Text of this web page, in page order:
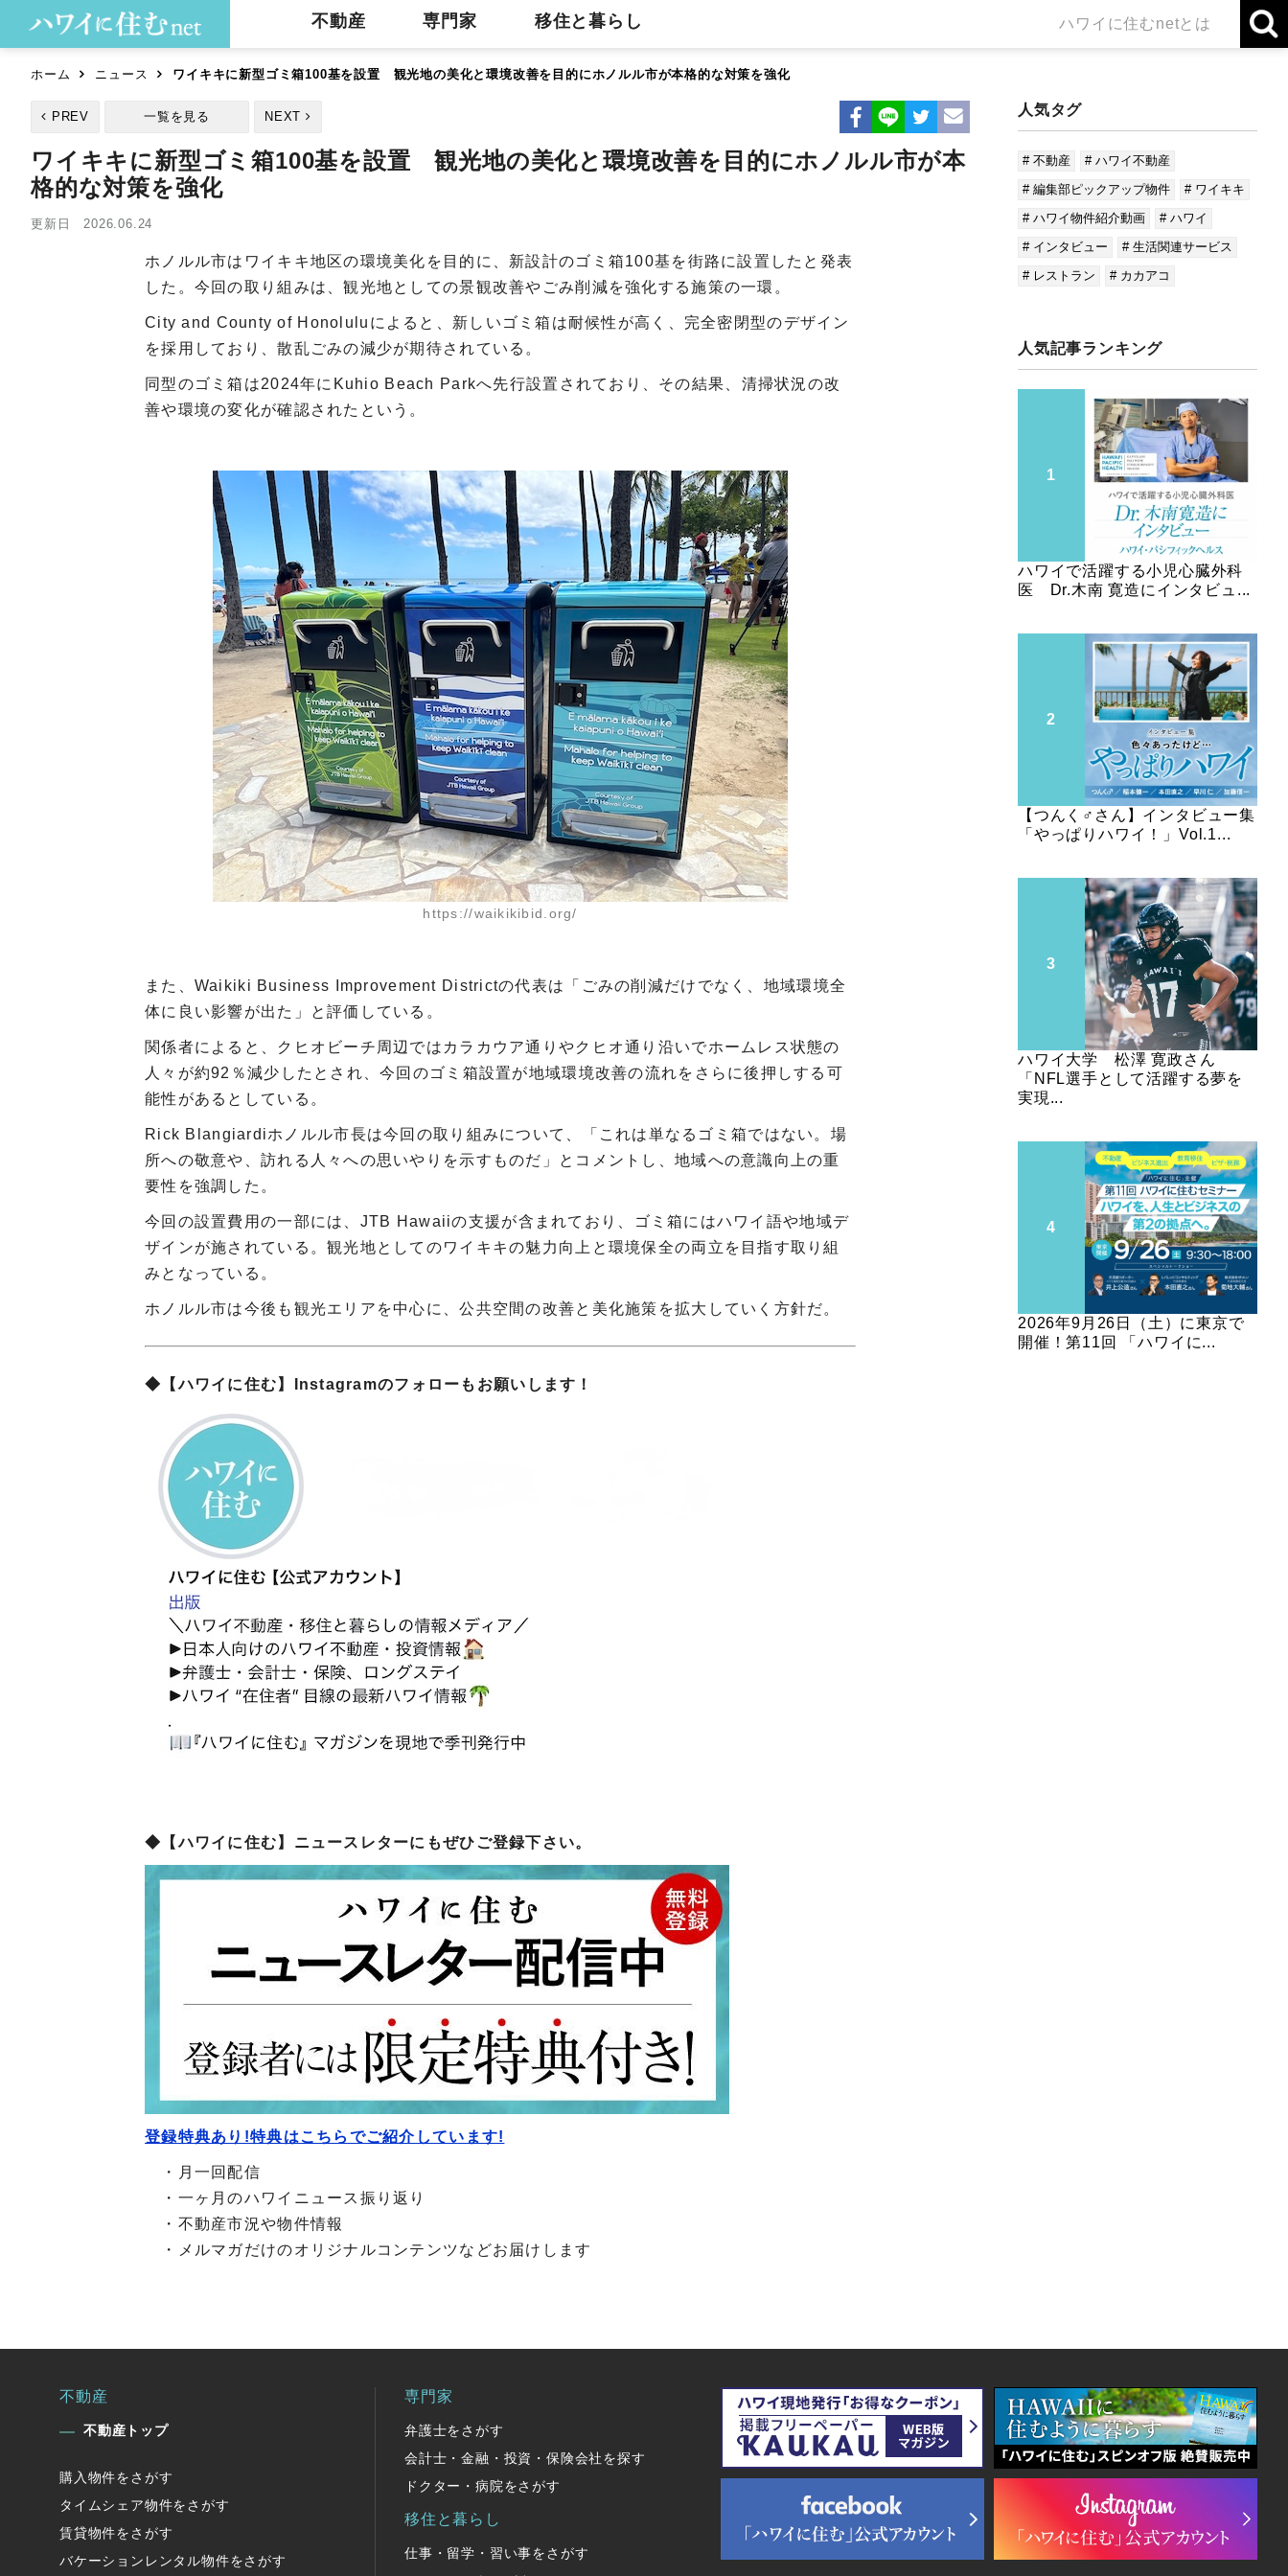
不動産 専門家 移住と暮らし ハワイに住むnetとは
ホーム ニュース ワイキキに新型ゴミ箱100基を設置 観光地の美化と環境改善を目的にホノルル市が本格的な対策を強化
PREV 一覧を見る NEXT
ワイキキに新型ゴミ箱100基を設置 観光地の美化と環境改善を目的にホノルル市が本
格的な対策を強化
更新日 2026.06.24
ホノルル市はワイキキ地区の環境美化を目的に、新設計のゴミ箱100基を街路に設置したと発表
した。今回の取り組みは、観光地としての景観改善やごみ削減を強化する施策の一環。
City and County of Honoluluによると、新しいゴミ箱は耐候性が高く、完全密閉型のデザイン
を採用しており、散乱ごみの減少が期待されている。
同型のゴミ箱は2024年にKuhio Beach Parkへ先行設置されており、その結果、清掃状況の改
善や環境の変化が確認されたという。
https://waikikibid.org/
また、Waikiki Business Improvement Districtの代表は「ごみの削減だけでなく、地域環境全
体に良い影響が出た」と評価している。
関係者によると、クヒオビーチ周辺ではカラカウア通りやクヒオ通り沿いでホームレス状態の
人々が約92％減少したとされ、今回のゴミ箱設置が地域環境改善の流れをさらに後押しする可
能性があるとしている。
Rick Blangiardiホノルル市長は今回の取り組みについて、「これは単なるゴミ箱ではない。場
所への敬意や、訪れる人々への思いやりを示すものだ」とコメントし、地域への意識向上の重
要性を強調した。
今回の設置費用の一部には、JTB Hawaiiの支援が含まれており、ゴミ箱にはハワイ語や地域デ
ザインが施されている。観光地としてのワイキキの魅力向上と環境保全の両立を目指す取り組
みとなっている。
ホノルル市は今後も観光エリアを中心に、公共空間の改善と美化施策を拡大していく方針だ。
◆【ハワイに住む】Instagramのフォローもお願いします！
◆【ハワイに住む】ニュースレターにもぜひご登録下さい。
登録特典あり!特典はこちらでご紹介しています!
・月一回配信
・一ヶ月のハワイニュース振り返り
・不動産市況や物件情報
・メルマガだけのオリジナルコンテンツなどお届けします
人気タグ
# 不動産
# ハワイ不動産
# 編集部ピックアップ物件
# ワイキキ
# ハワイ物件紹介動画
# ハワイ
# インタビュー
# 生活関連サービス
# レストラン
# カカアコ
人気記事ランキング
ハワイで活躍する小児心臓外科
医 Dr.木南 寛造にインタビュ...
【つんく♂さん】インタビュー集
「やっぱりハワイ！」Vol.1...
ハワイ大学 松澤 寛政さん
「NFL選手として活躍する夢を
実現...
2026年9月26日（土）に東京で
開催！第11回 「ハワイに...
不動産
不動産トップ
購入物件をさがす
タイムシェア物件をさがす
賃貸物件をさがす
バケーションレンタル物件をさがす
専門家
弁護士をさがす
会計士・金融・投資・保険会社を探す
ドクター・病院をさがす
移住と暮らし
仕事・留学・習い事をさがす